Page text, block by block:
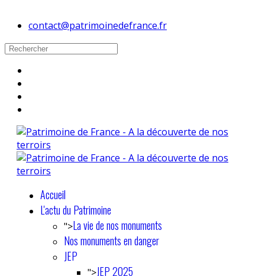
contact@patrimoinedefrance.fr
Accueil
L'actu du Patrimoine
">La vie de nos monuments
Nos monuments en danger
JEP
">JEP 2025